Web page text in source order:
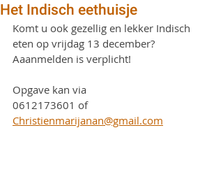
Het Indisch eethuisje
Komt u ook gezellig en lekker Indisch
eten op vrijdag 13 december?
Aaanmelden is verplicht!
Opgave kan via
0612173601 of
Christienmarijanan@gmail.com